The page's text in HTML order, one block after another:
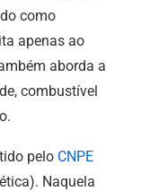
como
apenas ao
aborda a
combustível
pelo CNPE
Naquela